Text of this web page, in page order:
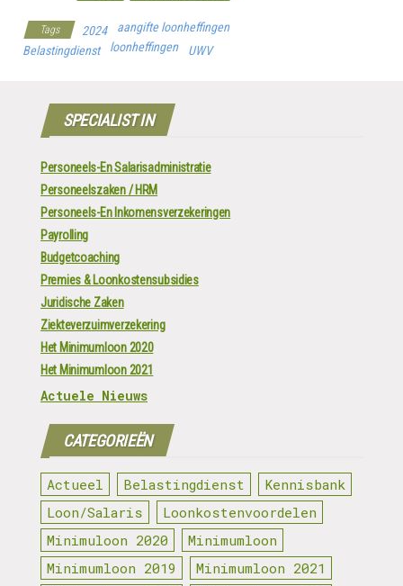
Tags 2024
aangifte loonheffingen
Belastingdienst
loonheffingen UWV
SPECIALIST IN
Personeels-En Salarisadministratie
Personeelszaken / HRM
Personeels-En Inkomensverzekeringen
Payrolling
Budgetcoaching
Premies & Loonkostensubsidies
Juridische Zaken
Ziekteverzuimverzekering
Het Minimumloon 2020
Het Minimumloon 2021
Actuele Nieuws
CATEGORIEËN
Actueel Belastingdienst
Kennisbank
Loon/Salaris
Loonkostenvoordelen
Minimuloon 2020
Minimumloon
Minimumloon 2019
Minimumloon 2021